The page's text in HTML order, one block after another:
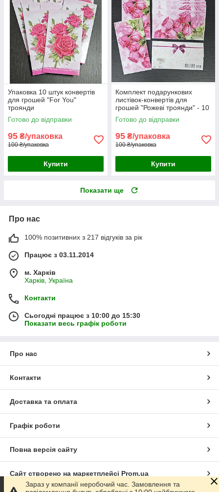
Упаковка 10 штук конвертів
для грошей "For You"
троянди
Готово до відправки
95 ₴/упаковка
100 ₴/упаковка
Купити
Комплект подарункових
листівок-конвертів для
грошей "Рожеві троянди" - 10
шт.
Готово до відправки
95 ₴/упаковка
100 ₴/упаковка
Купити
Показати ще
Про нас
100% позитивних з 217 відгуків за рік
Працює з 03.11.2014
м. Харків
Харків, Україна
Контакти
Сьогодні працює з 10:00 до 15:30
Показати весь графік роботи
Про нас
Контакти
Доставка та оплата
Графік роботи
Повна версія сайту
Сайт створено на маркетплейсі Prom.ua
Зараз у компанії неробочий час. Замовлення та